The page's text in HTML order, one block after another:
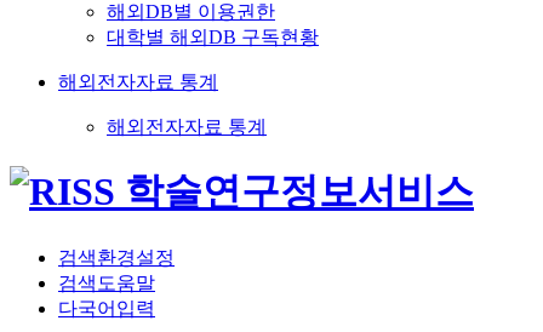
해외DB별 이용권한
대학별 해외DB 구독현황
해외전자자료 통계
해외전자자료 통계
검색환경설정
검색도움말
다국어입력